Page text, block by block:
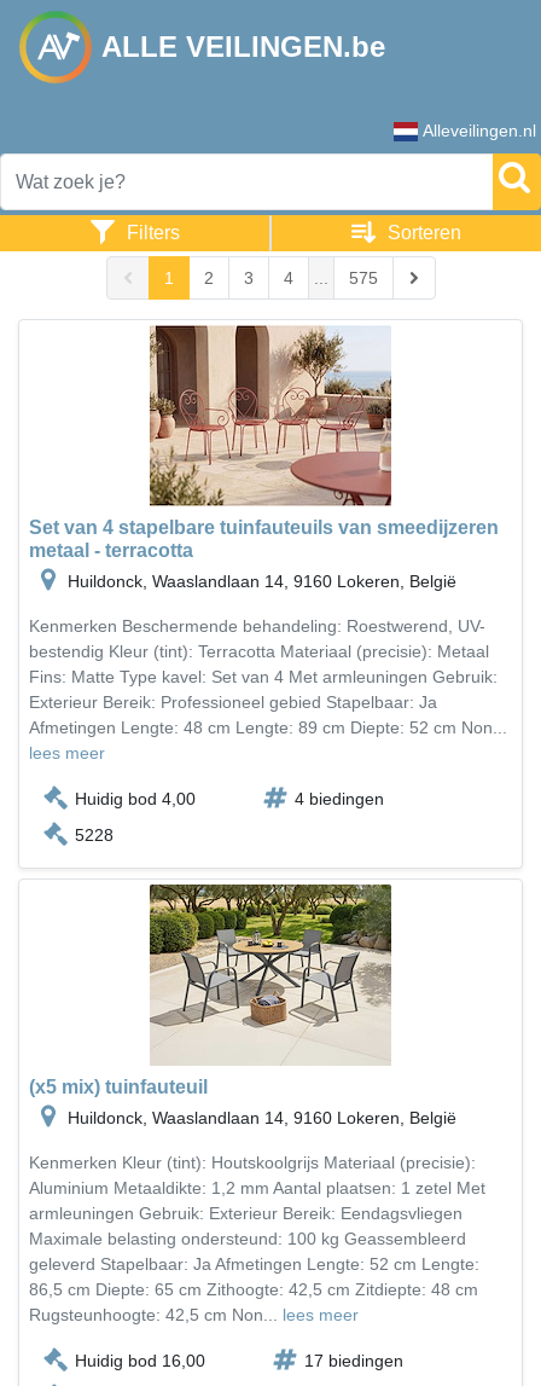
ALLE VEILINGEN.be
Alleveilingen.nl
Filters Sorteren
1 2 3 4 575
Set van 4 stapelbare tuinfauteuils van smeedijzeren
metaal - terracotta
Huildonck, Waaslandlaan 14, 9160 Lokeren, België
Kenmerken Beschermende behandeling: Roestwerend, UV-
bestendig Kleur (tint): Terracotta Materiaal (precisie): Metaal
Fins: Matte Type kavel: Set van 4 Met armleuningen Gebruik:
Exterieur Bereik: Professioneel gebied Stapelbaar: Ja
Afmetingen Lengte: 48 cm Lengte: 89 cm Diepte: 52 cm Non...
lees meer
Huidig bod 4,00
4 biedingen
5228
(x5 mix) tuinfauteuil
Huildonck, Waaslandlaan 14, 9160 Lokeren, België
Kenmerken Kleur (tint): Houtskoolgrijs Materiaal (precisie):
Aluminium Metaaldikte: 1,2 mm Aantal plaatsen: 1 zetel Met
armleuningen Gebruik: Exterieur Bereik: Eendagsvliegen
Maximale belasting ondersteund: 100 kg Geassembleerd
geleverd Stapelbaar: Ja Afmetingen Lengte: 52 cm Lengte:
86,5 cm Diepte: 65 cm Zithoogte: 42,5 cm Zitdiepte: 48 cm
Rugsteunhoogte: 42,5 cm Non... lees meer
Huidig bod 16,00
17 biedingen